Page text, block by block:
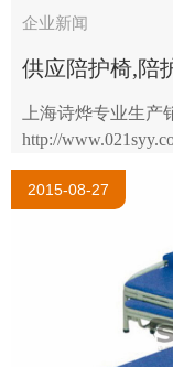
企业新闻
供应陪护椅,陪
上海诗烨专业生
http://
脚、活动撑钩、调
上，不用时不以拿
2015-08-27